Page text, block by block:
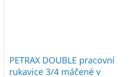
PETRAX DOUBLE pracovní
rukavice 3/4 máčené v